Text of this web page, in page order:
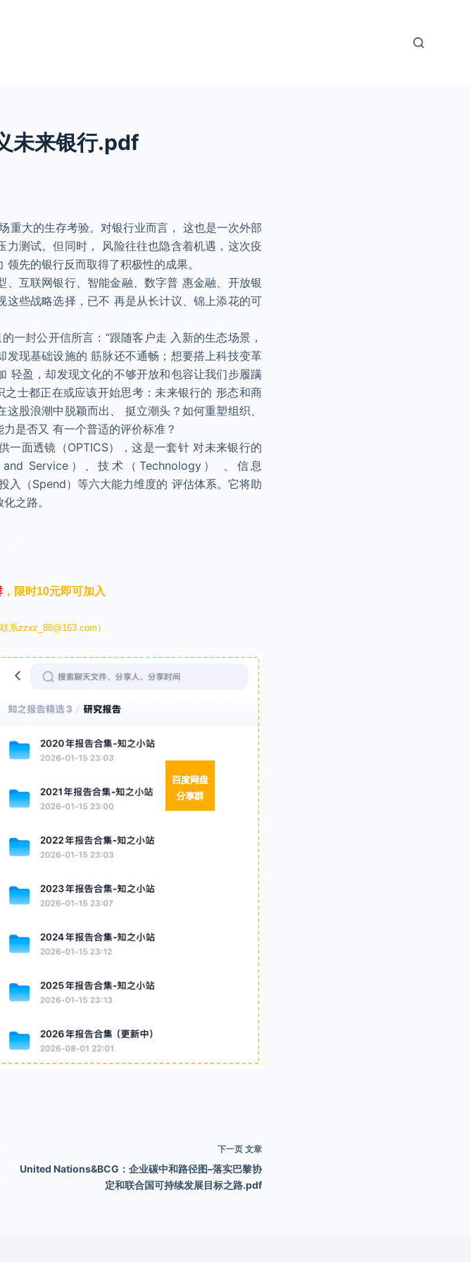
未来银行.pdf
重大的生存考验。对银行业而言， 这也是一次外部
测试。但同时， 风险往往也隐含着机遇，这次疫
先的银行反而取得了积极性的成果。
互联网银行、智能金融、数字普 惠金融、开放银
些战略选择，已不 再是从长计议、锦上添花的可
一封公开信所言：“跟随客户走 入新的生态场景，
现基础设施的 筋脉还不通畅；想要搭上科技变革
轻盈，却发现文化的不够开放和包容让我们步履蹒
士都正在或应该开始思考：未来银行的 形态和商
股浪潮中脱颖而出、 挺立潮头？如何重塑组织、
是否又 有一个普适的评价标准？
一面透镜（OPTICS），这是一套针 对未来银行的
Service）、技术（Technology） 、信息
入（Spend）等六大能力维度的 评估体系。它将助
之路。
，限时10元即可加入
系zzxz_88@163.com）
下一页 文章
United Nations&BCG：企业碳中和路径图–落实巴黎协
定和联合国可持续发展目标之路.pdf